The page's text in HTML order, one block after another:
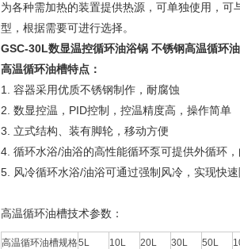
为各种需加热的装置提供热源，可单独使用，
型，根据需要可进行选择。
GSC-30L数显温控循环油浴锅 不锈钢高温循环
高温循环油槽特点：
1. 容器采用优质不锈钢制作，耐腐蚀
2. 数显控温，PID控制，控温精度高，操作简单
3. 立式结构、装有脚轮，移动方便
4. 循环水浴/油浴的高性能循环泵可提供外循环
5. 风冷循环水浴/油浴可通过强制风冷，实现快速
高温循环油槽技术参数：
高温循环油槽规格5L 10L 20L 30L 50L